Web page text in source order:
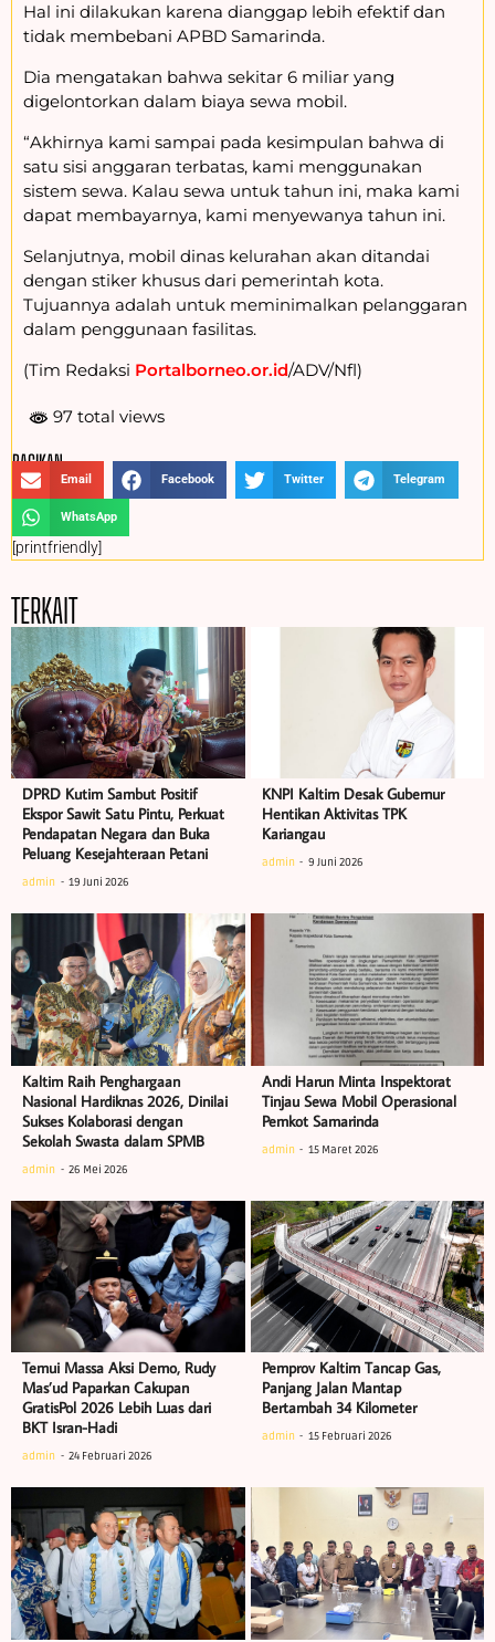
Hal ini dilakukan karena dianggap lebih efektif dan
tidak membebani APBD Samarinda.
Dia mengatakan bahwa sekitar 6 miliar yang
digelontorkan dalam biaya sewa mobil.
“Akhirnya kami sampai pada kesimpulan bahwa di
satu sisi anggaran terbatas, kami menggunakan
sistem sewa. Kalau sewa untuk tahun ini, maka kami
dapat membayarnya, kami menyewanya tahun ini.
Selanjutnya, mobil dinas kelurahan akan ditandai
dengan stiker khusus dari pemerintah kota.
Tujuannya adalah untuk meminimalkan pelanggaran
dalam penggunaan fasilitas.
(Tim Redaksi Portalborneo.or.id/ADV/Nfl)
97 total views
BAGIKAN :
Email Facebook Twitter Telegram
WhatsApp
[printfriendly]
TERKAIT
DPRD Kutim Sambut Positif
Ekspor Sawit Satu Pintu, Perkuat
Pendapatan Negara dan Buka
Peluang Kesejahteraan Petani
admin 19 Juni 2026
KNPI Kaltim Desak Gubernur
Hentikan Aktivitas TPK
Kariangau
admin 9 Juni 2026
Kaltim Raih Penghargaan
Nasional Hardiknas 2026, Dinilai
Sukses Kolaborasi dengan
Sekolah Swasta dalam SPMB
admin 26 Mei 2026
Andi Harun Minta Inspektorat
Tinjau Sewa Mobil Operasional
Pemkot Samarinda
admin 15 Maret 2026
Temui Massa Aksi Demo, Rudy
Mas’ud Paparkan Cakupan
GratisPol 2026 Lebih Luas dari
BKT Isran-Hadi
admin 24 Februari 2026
Pemprov Kaltim Tancap Gas,
Panjang Jalan Mantap
Bertambah 34 Kilometer
admin 15 Februari 2026